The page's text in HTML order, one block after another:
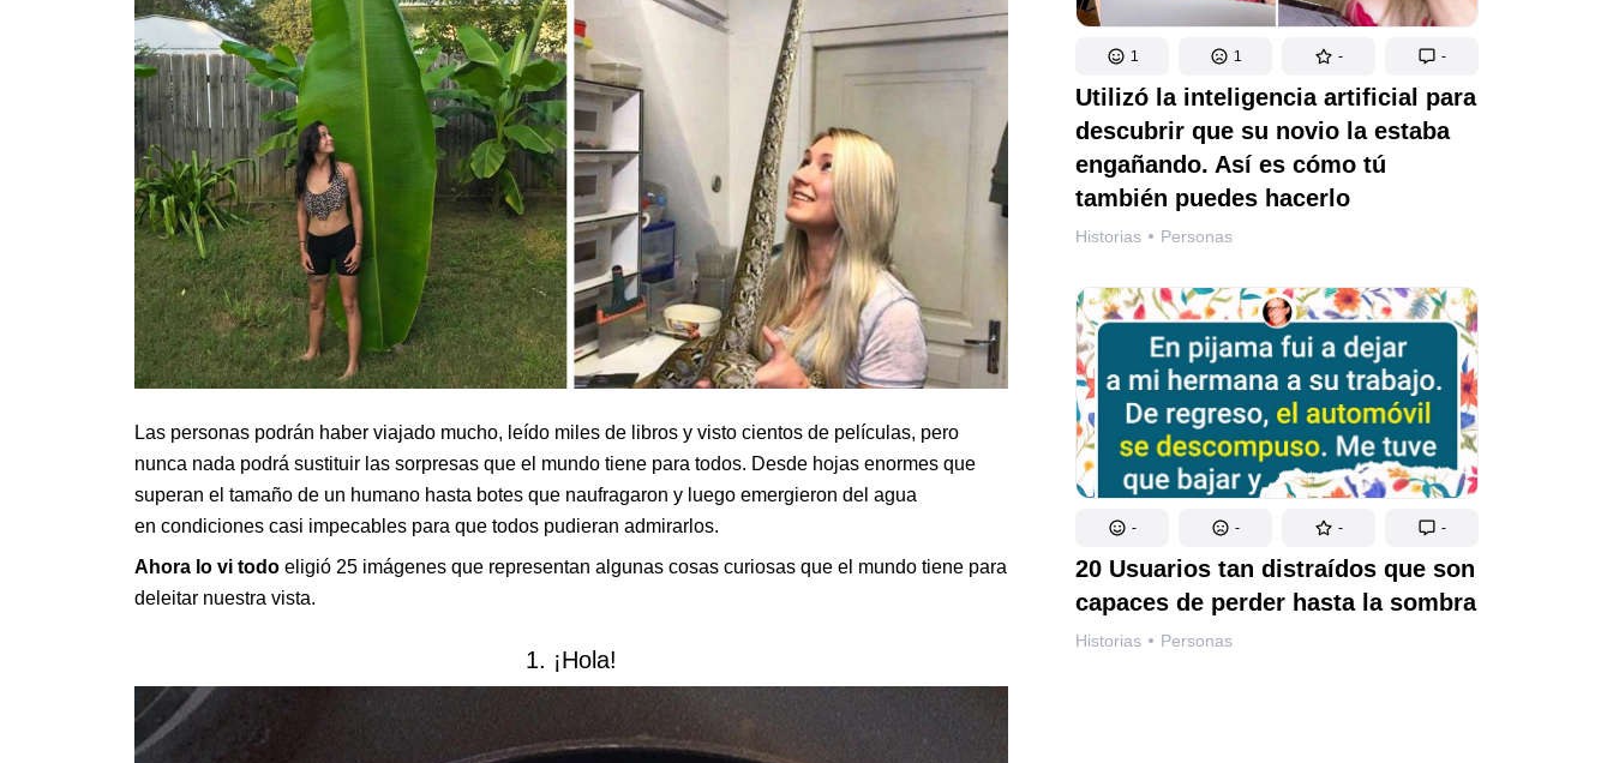
1 1 - -
Utilizó la inteligencia artificial para
descubrir que su novio la estaba
engañando. Así es cómo tú
también puedes hacerlo
Historias Personas
- - - -
20 Usuarios tan distraídos que son
capaces de perder hasta la sombra
Historias Personas
Las personas podrán haber viajado mucho, leído miles de libros y visto cientos de películas, pero
nunca nada podrá sustituir las sorpresas que el mundo tiene para todos. Desde hojas enormes que
superan el tamaño de un humano hasta botes que naufragaron y luego emergieron del agua
en condiciones casi impecables para que todos pudieran admirarlos.
Ahora lo vi todo eligió 25 imágenes que representan algunas cosas curiosas que el mundo tiene para
deleitar nuestra vista.
1. ¡Hola!